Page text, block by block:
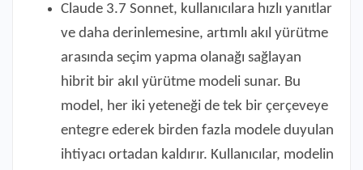
Claude 3.7 Sonnet, kullanıcılara hızlı yanıtlar
ve daha derinlemesine, artımlı akıl yürütme
arasında seçim yapma olanağı sağlayan
hibrit bir akıl yürütme modeli sunar. Bu
model, her iki yeteneği de tek bir çerçeveye
entegre ederek birden fazla modele duyulan
ihtiyacı ortadan kaldırır. Kullanıcılar, modelin